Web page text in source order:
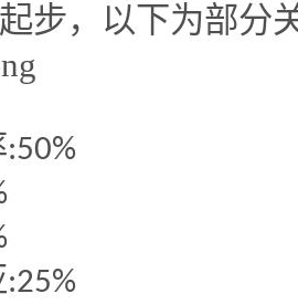
起步，以下为部分
:50%
:25%